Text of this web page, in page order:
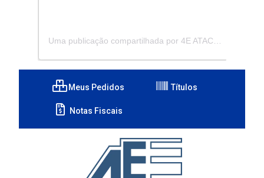
Meus Pedidos Títulos
Notas Fiscais